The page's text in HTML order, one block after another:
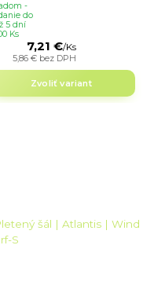
7,21 €/Ks
5,86 € bez DPH
-
do
5 dní
Ks
Zvoliť variant